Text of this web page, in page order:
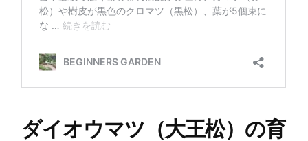
ダイオウマツ（大王松）の育